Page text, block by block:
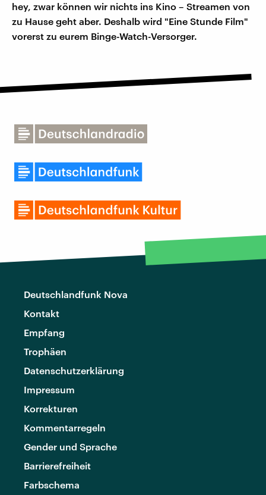
hey, zwar können wir nichts ins Kino – Streamen von
zu Hause geht aber. Deshalb wird "Eine Stunde Film"
vorerst zu eurem Binge-Watch-Versorger.
Deutschlandfunk Nova
Kontakt
Empfang
Trophäen
Datenschutzerklärung
Impressum
Korrekturen
Kommentarregeln
Gender und Sprache
Barrierefreiheit
Farbschema